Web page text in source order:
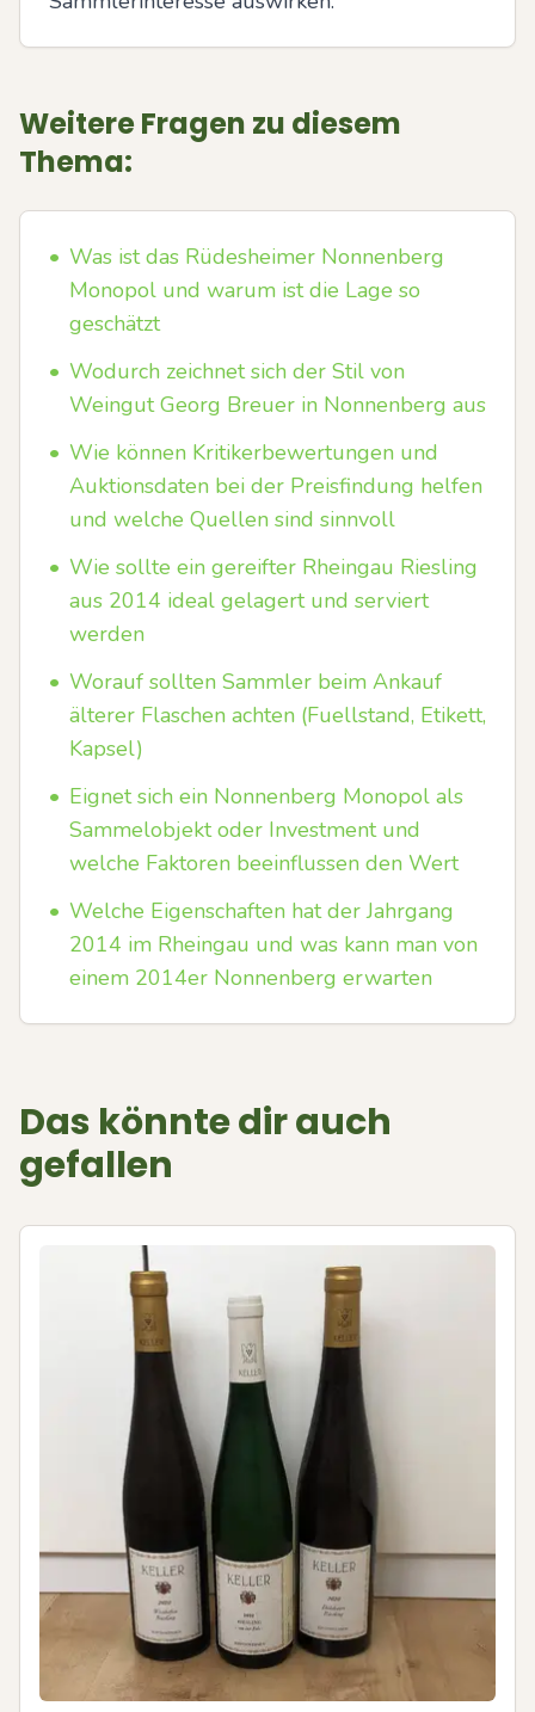
Weitere Fragen zu diesem
Thema:
• Was ist das Rüdesheimer Nonnenberg
Monopol und warum ist die Lage so
geschätzt
• Wodurch zeichnet sich der Stil von
Weingut Georg Breuer in Nonnenberg aus
• Wie können Kritikerbewertungen und
Auktionsdaten bei der Preisfindung helfen
und welche Quellen sind sinnvoll
• Wie sollte ein gereifter Rheingau Riesling
aus 2014 ideal gelagert und serviert
werden
• Worauf sollten Sammler beim Ankauf
älterer Flaschen achten (Fuellstand, Etikett,
Kapsel)
• Eignet sich ein Nonnenberg Monopol als
Sammelobjekt oder Investment und
welche Faktoren beeinflussen den Wert
• Welche Eigenschaften hat der Jahrgang
2014 im Rheingau und was kann man von
einem 2014er Nonnenberg erwarten
Das könnte dir auch
gefallen